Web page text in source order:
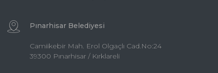
Pınarhisar Belediyesi
Camiikebir Mah. Erol Olgaçlı Cad.No:24
39300 Pınarhisar / Kırklareli